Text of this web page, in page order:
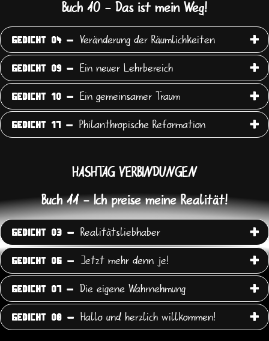
Buch 10 - Das ist mein Weg!
GEDICHT 04 - Veränderung der Räumlichkeiten
GEDICHT 09 - Ein neuer Lehrbereich
GEDICHT 10 - Ein gemeinsamer Traum
GEDICHT 17 - Philanthropische Reformation
HASHTAG VERBINDUNGEN
Buch 11 - Ich preise meine Realität!
GEDICHT 03 - Realitätsliebhaber
GEDICHT 06 - Jetzt mehr denn je!
GEDICHT 07 - Die eigene Wahrnehmung
GEDICHT 08 - Hallo und herzlich willkommen!